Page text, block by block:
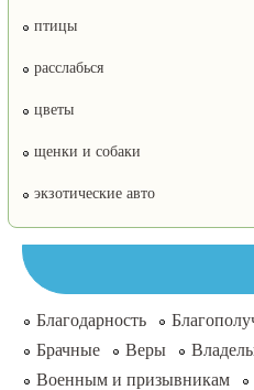
птицы
расслабься
цветы
щенки и собаки
экзотические авто
Благодарность
Брачные
Веры
Военным и призывникам